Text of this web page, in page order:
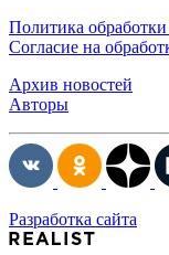
Политика
Согласие на
Архив новостей
Авторы
Разработка сайта